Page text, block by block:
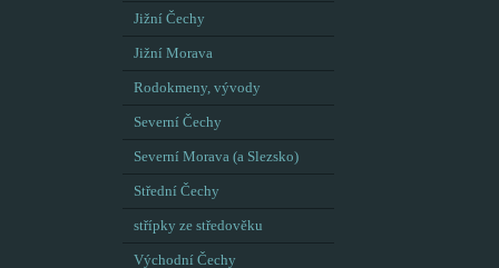
Jižní Čechy
Jižní Morava
Rodokmeny, vývody
Severní Čechy
Severní Morava (a Slezsko)
Střední Čechy
střípky ze středověku
Východní Čechy